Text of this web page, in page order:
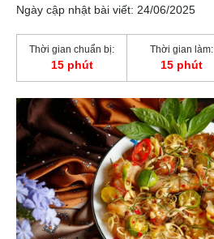
Ngày cập nhật bài viết: 24/06/2025
Thời gian chuẩn bị:
15 phút
Thời gian làm:
15 phút